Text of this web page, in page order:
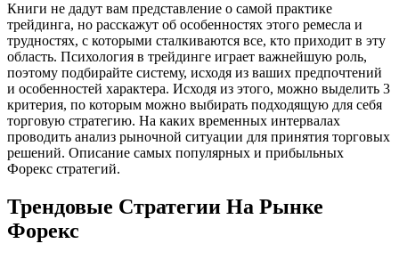
Книги не дадут вам представление о самой практике
трейдинга, но расскажут об особенностях этого ремесла и
трудностях, с которыми сталкиваются все, кто приходит в эту
область. Психология в трейдинге играет важнейшую роль,
поэтому подбирайте систему, исходя из ваших предпочтений
и особенностей характера. Исходя из этого, можно выделить 3
критерия, по которым можно выбирать подходящую для себя
торговую стратегию. На каких временных интервалах
проводить анализ рыночной ситуации для принятия торговых
решений. Описание самых популярных и прибыльных
Форекс стратегий.
Трендовые Стратегии На Рынке
Форекс